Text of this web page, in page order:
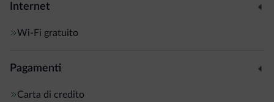
Internet
Wi-Fi gratuito
Pagamenti
Carta di credito